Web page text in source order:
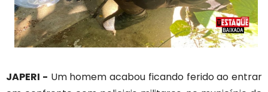
JAPERI - Um homem acabou ficando ferido ao entrar